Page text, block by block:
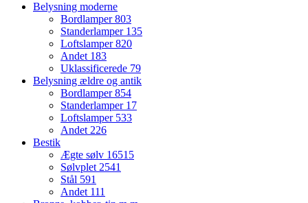
Belysning moderne
Bordlamper803
Standerlamper 135
Loftslamper820
Andet 183
Uklassificerede 79
Belysning ældre og antik
Bordlamper854
Standerlamper 17
Loftslamper 533
Andet226
Bestik
Ægte sølv 16515
Sølvplet2541
Stål 591
Andet 111